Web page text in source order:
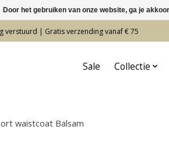
verstuurd | Gratis verzending vanaf € 75
Sale Collectie
waistcoat Balsam
Door het gebruiken van onze website, ga je